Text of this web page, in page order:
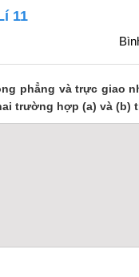
11
phẳng và trực giao
trường hợp (a) và (b)